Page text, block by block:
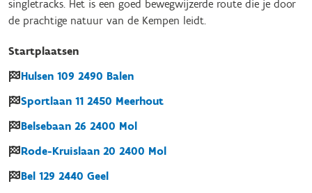
singletracks. Het is een goed bewegwijzerde route die je door
de prachtige natuur van de Kempen leidt.
Startplaatsen
Hulsen 109 2490 Balen
Sportlaan 11 2450 Meerhout
Belsebaan 26 2400 Mol
Rode-Kruislaan 20 2400 Mol
Bel 129 2440 Geel